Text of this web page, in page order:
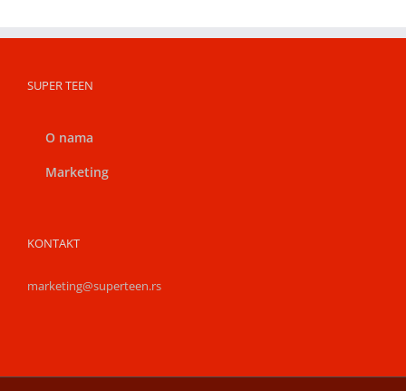
SUPER TEEN
O nama
Marketing
KONTAKT
marketing@superteen.rs